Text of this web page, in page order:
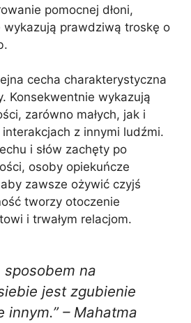
pomocnej dłoni,
wykazują prawdziwą troskę o
cecha charakterystyczna
Konsekwentnie wykazują
zarówno małych, jak i
z innymi ludźmi.
i słów zachęty po
osoby opiekuńcze
zawsze ożywić czyjś
tworzy otoczenie
i trwałym relacjom.
sposobem na
jest zgubienie
innym.” – Mahatma